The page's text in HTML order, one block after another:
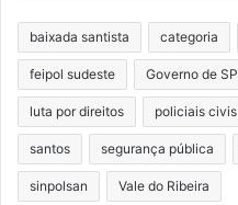
baixada santista categoria
feipol sudeste Governo de SP
luta por direitos policiais civis
santos segurança pública
sinpolsan Vale do Ribeira